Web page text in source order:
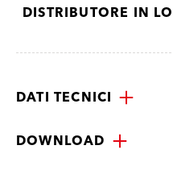
DISTRIBUTORE IN
DATI TECNICI
DOWNLOAD